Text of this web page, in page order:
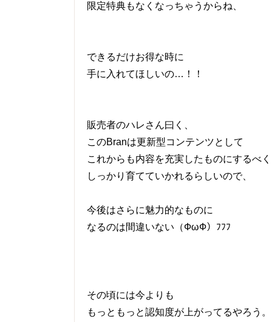
限定特典もなくなっちゃうからね、
できるだけお得な時に
手に入れてほしいの…！！
販売者のハレさん曰く、
このBranは更新型コンテンツとして
これからも内容を充実したものにするべく
しっかり育てていかれるらしいので、
今後はさらに魅力的なものに
なるのは間違いない（ФωФ）ﾌﾌﾌ
その頃には今よりも
もっともっと認知度が上がってるやろう。